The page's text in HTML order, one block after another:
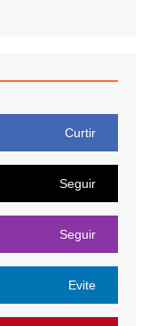
Curtir
Seguir
Seguir
Evite